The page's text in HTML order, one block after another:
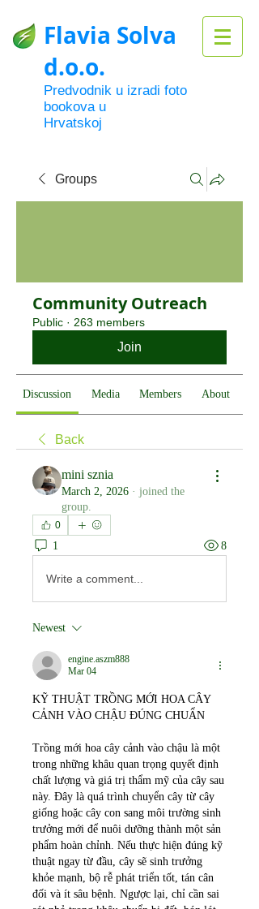
Flavia Solva
d.o.o.
Predvodnik u izradi foto
bookova u
Hrvatskoj
Groups
Community Outreach
Public · 263 members
Join
Discussion Media Members About
Back
mini sznia
March 2, 2026 · joined the
group.
0
1 8
Write a comment...
Newest
engine.aszm888
Mar 04
KỸ THUẬT TRỒNG MỚI HOA CÂY
CẢNH VÀO CHẬU ĐÚNG CHUẨN
Trồng mới hoa cây cảnh vào chậu là một
trong những khâu quan trọng quyết định
chất lượng và giá trị thẩm mỹ của cây sau
này. Đây là quá trình chuyển cây từ cây
giống hoặc cây con sang môi trường sinh
trưởng mới để nuôi dưỡng thành một sản
phẩm hoàn chỉnh. Nếu thực hiện đúng kỹ
thuật ngay từ đầu, cây sẽ sinh trưởng
khỏe mạnh, bộ rễ phát triển tốt, tán cân
đối và ít sâu bệnh. Ngược lại, chỉ cần sai